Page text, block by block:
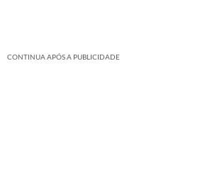
CONTINUA APÓS A PUBLICIDADE